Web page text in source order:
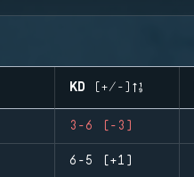
KD (+/-)
3-6 (-3)
6-5 (+1)